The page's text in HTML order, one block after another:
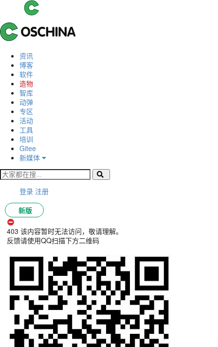
资讯
博客
软件
造物
智库
动弹
专区
活动
工具
培训
Gitee
新媒体
登录 注册
新版
403 该内容暂时无法访问，敬请理解。
反馈请使用QQ扫描下方二维码